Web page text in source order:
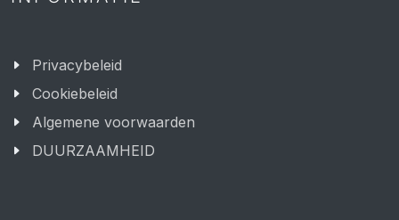
Privacybeleid
Cookiebeleid
Algemene voorwaarden
DUURZAAMHEID